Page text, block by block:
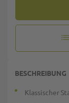
BESCHREIBUNG
Klassischer